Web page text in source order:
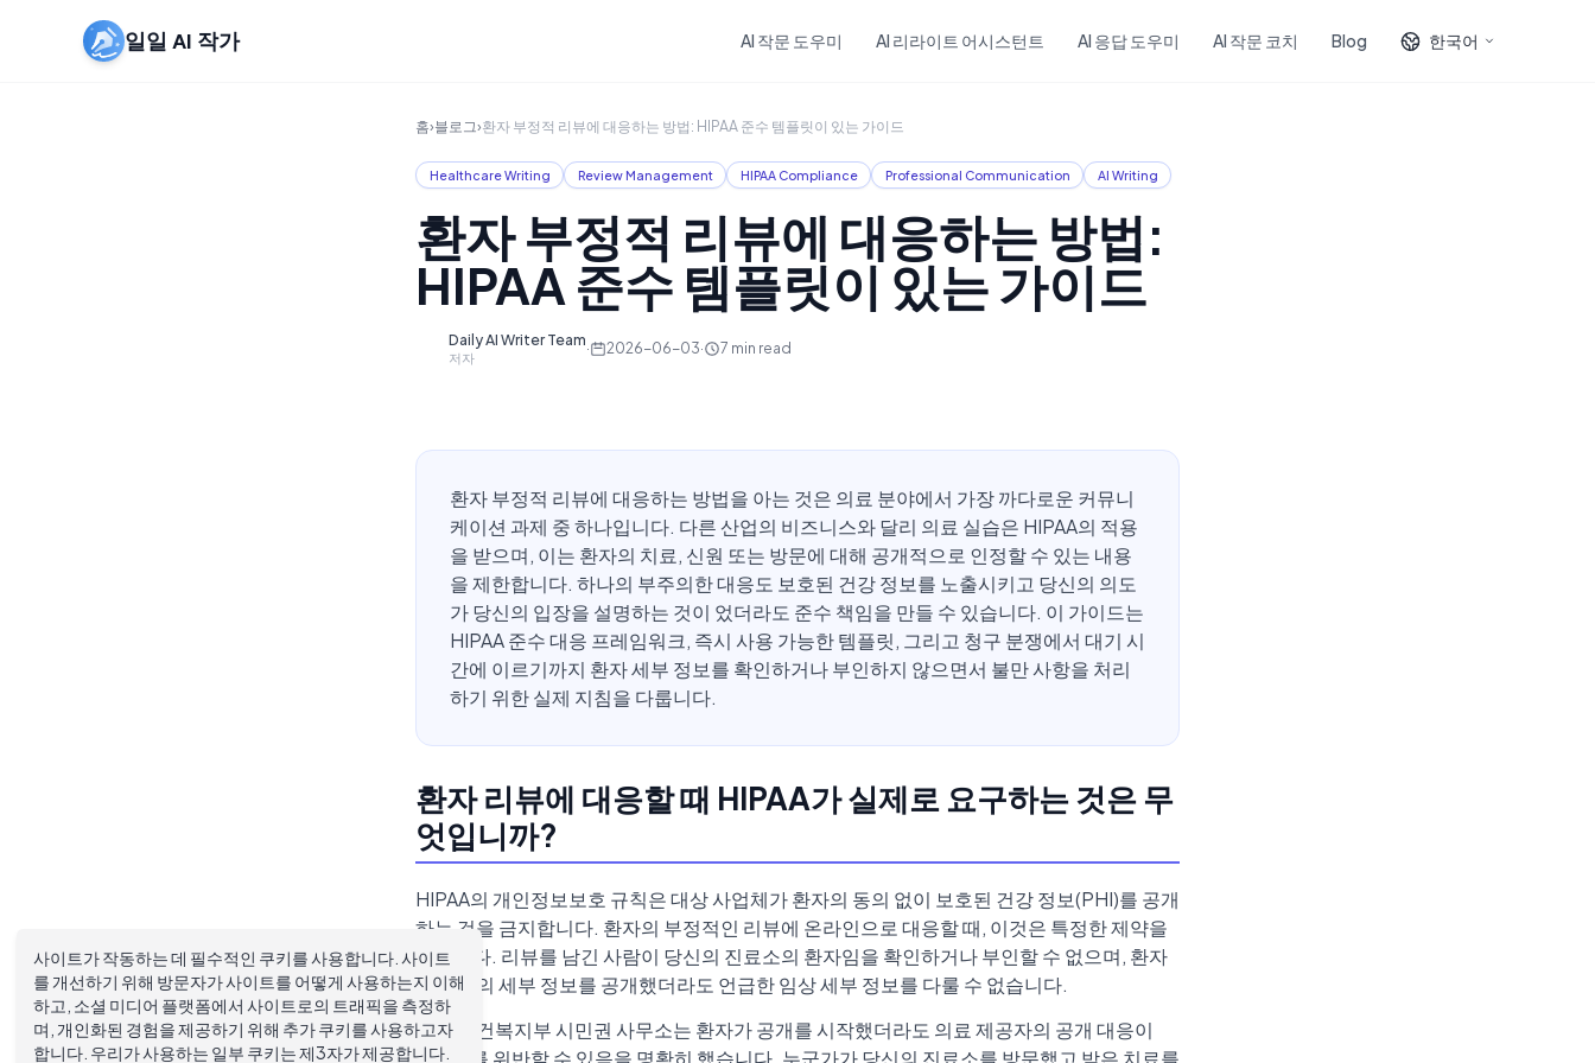
일일 AI 작가 AI 작문 도우미 AI 리라이트 어시스턴트 AI 응답 도우미 AI 작문 코치 Blog 한국어
홈›블로그›환자 부정적 리뷰에 대응하는 방법: HIPAA 준수 템플릿이 있는 가이드
Healthcare Writing Review Management HIPAA Compliance Professional Communication AI Writing
환자 부정적 리뷰에 대응하는 방법:
HIPAA 준수 템플릿이 있는 가이드
Daily AI Writer Team
저자
· 2026-06-03· 7 min read
환자 부정적 리뷰에 대응하는 방법을 아는 것은 의료 분야에서 가장 까다로운 커뮤니
케이션 과제 중 하나입니다. 다른 산업의 비즈니스와 달리 의료 실습은 HIPAA의 적용
을 받으며, 이는 환자의 치료, 신원 또는 방문에 대해 공개적으로 인정할 수 있는 내용
을 제한합니다. 하나의 부주의한 대응도 보호된 건강 정보를 노출시키고 당신의 의도
가 당신의 입장을 설명하는 것이 었더라도 준수 책임을 만들 수 있습니다. 이 가이드는
HIPAA 준수 대응 프레임워크, 즉시 사용 가능한 템플릿, 그리고 청구 분쟁에서 대기 시
간에 이르기까지 환자 세부 정보를 확인하거나 부인하지 않으면서 불만 사항을 처리
하기 위한 실제 지침을 다룹니다.
환자 리뷰에 대응할 때 HIPAA가 실제로 요구하는 것은 무
엇입니까?
HIPAA의 개인정보보호 규칙은 대상 사업체가 환자의 동의 없이 보호된 건강 정보(PHI)를 공개
하는 것을 금지합니다. 환자의 부정적인 리뷰에 온라인으로 대응할 때, 이것은 특정한 제약을
만듭니다. 리뷰를 남긴 사람이 당신의 진료소의 환자임을 확인하거나 부인할 수 없으며, 환자
가 자신의 세부 정보를 공개했더라도 언급한 임상 세부 정보를 다룰 수 없습니다.
미국 보건복지부 시민권 사무소는 환자가 공개를 시작했더라도 의료 제공자의 공개 대응이
HIPAA를 위반할 수 있음을 명확히 했습니다. 누군가가 당신의 진료소를 방문했고 받은 치료를
사이트가 작동하는 데 필수적인 쿠키를 사용합니다. 사이트
를 개선하기 위해 방문자가 사이트를 어떻게 사용하는지 이해
하고, 소셜 미디어 플랫폼에서 사이트로의 트래픽을 측정하
며, 개인화된 경험을 제공하기 위해 추가 쿠키를 사용하고자
합니다. 우리가 사용하는 일부 쿠키는 제3자가 제공합니다.